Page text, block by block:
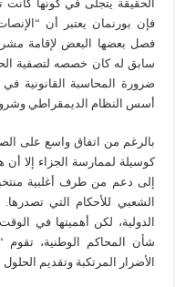
الحقيقة يتجلى في كونها
فإن بورنمان يعتبر أن
فصل بعضها البعض لإقامة
سابق له كان خصصه لتصفية
ضرورة المحاسبة القانونية
أسس النظام الديمقراطي
بالرغم من اتفاق واسع على
كوسيلة لممارسة الجزاء إلا أن
إلى دعم من طرف أغلبية
الشعبي للأحكام التي
الدولية، لكن أهميتها في
شأن المحاكم الوطنية، تقوم
الأضرار المرتكبة وتقديم الحلول